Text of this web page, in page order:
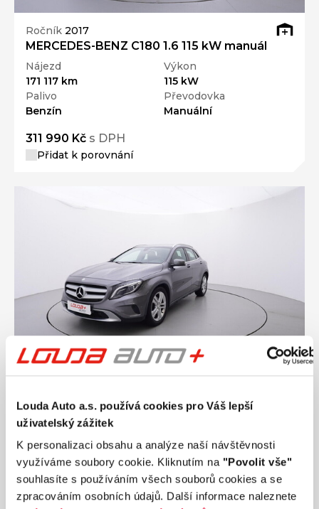
Louda Auto a.s. používá cookies pro Váš lepší
uživatelský zážitek
K personalizaci obsahu a analýze naší návštěvnosti
využíváme soubory cookie. Kliknutím na "Povolit vše"
souhlasíte s používáním všech souborů cookies a se
zpracováním osobních údajů. Další informace naleznete
Ročník 2017
MERCEDES-BENZ C180 1.6 115 kW manuál
Nájezd
171 117 km
Výkon
115 kW
Palivo
Benzín
Převodovka
Manuální
311 990 Kč s DPH
Přidat k porovnání
MERCEDES-BENZ GLA Urban 2.0 155 kW
automat
Nájezd
141 647 km
Výkon
155 kW
Palivo
Benzín
Převodovka
Automatická